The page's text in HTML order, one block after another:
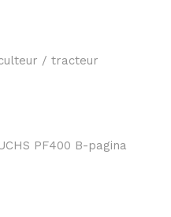
/ tracteur
PF400 B-pagina